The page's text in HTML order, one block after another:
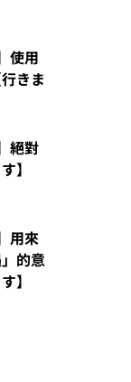
使用
きま
絕對
】
用來
的意
】